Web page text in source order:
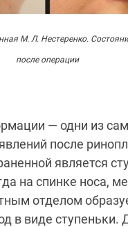
М. Л. Нестеренко.
после операции
— одни из
после
является
на спинке носа,
отделом
в виде ступеньки.